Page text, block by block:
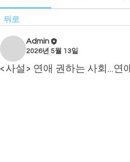
뒤로
Admin
2026년 5월 13일
<사설> 연애 권하는 사회…연